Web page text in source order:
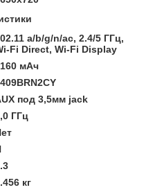
a/b/g/n/ac, 2.4/5 ГГц,
Fi Direct, Wi-Fi Display
мАч
под 3,5мм jack
ГГц
кг